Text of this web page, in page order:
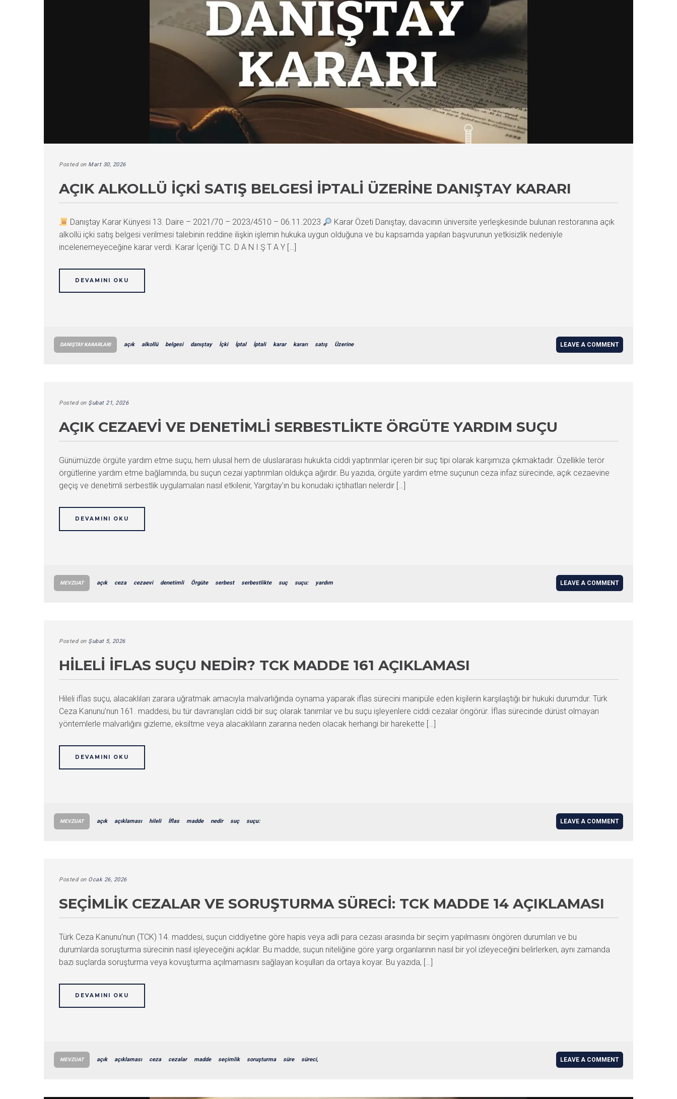
Posted on Mart 30, 2026
AÇIK ALKOLLÜ İÇKI SATIŞ BELGESI İPTALI ÜZERINE DANIŞTAY KARARI
Danıştay Karar Künyesi 13. Daire – 2021/70 – 2023/4510 – 06.11.2023
Karar Özeti Danıştay, davacının üniversite yerleşkesinde bulunan restoranına açık
alkollü içki satış belgesi verilmesi talebinin reddine ilişkin işlemin hukuka uygun olduğuna ve bu kapsamda yapılan başvurunun yetkisizlik nedeniyle
incelenemeyeceğine karar verdi. Karar İçeriği T.C. D A N I Ş T A Y […]
DEVAMINI OKU
DANIŞTAY KARARLARI açık alkollü belgesi danıştay İçki İptal İptali karar kararı satış Üzerine LEAVE A COMMENT
Posted on Şubat 21, 2026
AÇIK CEZAEVI VE DENETIMLI SERBESTLIKTE ÖRGÜTE YARDIM SUÇU
Günümüzde örgüte yardım etme suçu, hem ulusal hem de uluslararası hukukta ciddi yaptırımlar içeren bir suç tipi olarak karşımıza çıkmaktadır. Özellikle terör
örgütlerine yardım etme bağlamında, bu suçun cezai yaptırımları oldukça ağırdır. Bu yazıda, örgüte yardım etme suçunun ceza infaz sürecinde, açık cezaevine
geçiş ve denetimli serbestlik uygulamaları nasıl etkilenir, Yargıtay’ın bu konudaki içtihatları nelerdir […]
DEVAMINI OKU
MEVZUAT açık ceza cezaevi denetimli Örgüte serbest serbestlikte suç suçu: yardım LEAVE A COMMENT
Posted on Şubat 5, 2026
HILELI İFLAS SUÇU NEDIR? TCK MADDE 161 AÇIKLAMASI
Hileli iflas suçu, alacaklıları zarara uğratmak amacıyla malvarlığında oynama yaparak iflas sürecini manipüle eden kişilerin karşılaştığı bir hukuki durumdur. Türk
Ceza Kanunu’nun 161. maddesi, bu tür davranışları ciddi bir suç olarak tanımlar ve bu suçu işleyenlere ciddi cezalar öngörür. İflas sürecinde dürüst olmayan
yöntemlerle malvarlığını gizleme, eksiltme veya alacaklıların zararına neden olacak herhangi bir harekette […]
DEVAMINI OKU
MEVZUAT açık açıklaması hileli İflas madde nedir suç suçu: LEAVE A COMMENT
Posted on Ocak 26, 2026
SEÇIMLIK CEZALAR VE SORUŞTURMA SÜRECI: TCK MADDE 14 AÇIKLAMASI
Türk Ceza Kanunu’nun (TCK) 14. maddesi, suçun ciddiyetine göre hapis veya adli para cezası arasında bir seçim yapılmasını öngören durumları ve bu
durumlarda soruşturma sürecinin nasıl işleyeceğini açıklar. Bu madde, suçun niteliğine göre yargı organlarının nasıl bir yol izleyeceğini belirlerken, aynı zamanda
bazı suçlarda soruşturma veya kovuşturma açılmamasını sağlayan koşulları da ortaya koyar. Bu yazıda, […]
DEVAMINI OKU
MEVZUAT açık açıklaması ceza cezalar madde seçimlik soruşturma süre süreci, LEAVE A COMMENT